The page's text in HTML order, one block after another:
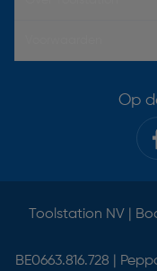
Op
Toolstation NV |
BE0663.816.728 |